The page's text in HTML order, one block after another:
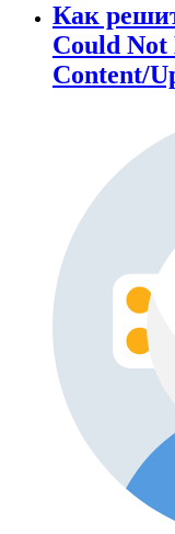
Как
Could Not
Content/